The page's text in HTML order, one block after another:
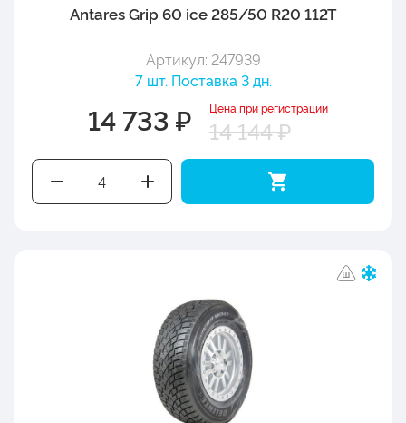
Antares Grip 60 ice 285/50 R20 112T
Артикул: 247939
7 шт. Поставка 3 дн.
14 733 ₽ Цена при регистрации
14 144 ₽